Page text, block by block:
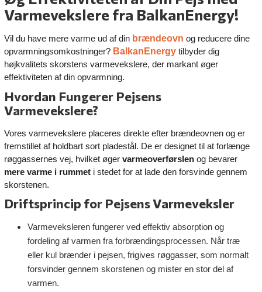
Varmevekslere fra BalkanEnergy!
Vil du have mere varme ud af din brændeovn og reducere dine
opvarmningsomkostninger? BalkanEnergy tilbyder dig
højkvalitets skorstens varmevekslere, der markant øger
effektiviteten af din opvarmning.
Hvordan Fungerer Pejsens
Varmevekslere?
Vores varmevekslere placeres direkte efter brændeovnen og er
fremstillet af holdbart sort pladestål. De er designet til at forlænge
røggassernes vej, hvilket øger varmeoverførslen og bevarer
mere varme i rummet i stedet for at lade den forsvinde gennem
skorstenen.
Driftsprincip for Pejsens Varmeveksler
Varmeveksleren fungerer ved effektiv absorption og
fordeling af varmen fra forbrændingsprocessen. Når træ
eller kul brænder i pejsen, frigives røggasser, som normalt
forsvinder gennem skorstenen og mister en stor del af
varmen.